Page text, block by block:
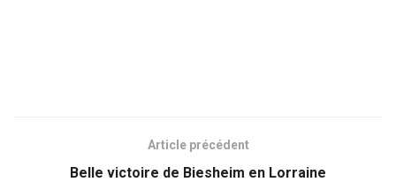
Article précédent
Belle victoire de Biesheim en Lorraine